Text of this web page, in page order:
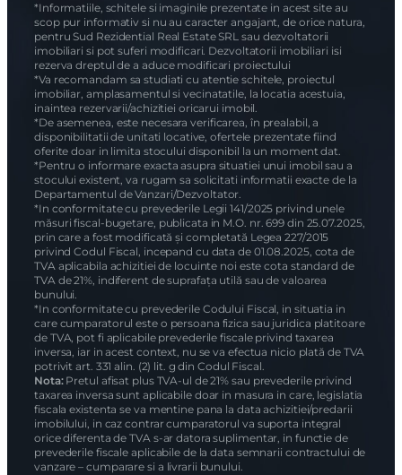
*Informatiile, schitele si imaginile prezentate in acest site au
scop pur informativ si nu au caracter angajant, de orice natura,
pentru Sud Rezidential Real Estate SRL sau dezvoltatorii
imobiliari si pot suferi modificari. Dezvoltatorii imobiliari isi
rezerva dreptul de a aduce modificari proiectului
*Va recomandam sa studiati cu atentie schitele, proiectul
imobiliar, amplasamentul si vecinatatile, la locatia acestuia,
inaintea rezervarii/achizitiei oricarui imobil.
*De asemenea, este necesara verificarea, în prealabil, a
disponibilitatii de unitati locative, ofertele prezentate fiind
oferite doar in limita stocului disponibil la un moment dat.
*Pentru o informare exacta asupra situatiei unui imobil sau a
stocului existent, va rugam sa solicitati informatii exacte de la
Departamentul de Vanzari/Dezvoltator.
*In conformitate cu prevederile Legii 141/2025 privind unele
măsuri fiscal-bugetare, publicata in M.O. nr. 699 din 25.07.2025,
prin care a fost modificată și completată Legea 227/2015
privind Codul Fiscal, incepand cu data de 01.08.2025, cota de
TVA aplicabila achizitiei de locuinte noi este cota standard de
TVA de 21%, indiferent de suprafața utilă sau de valoarea
bunului.
*In conformitate cu prevederile Codului Fiscal, in situatia in
care cumparatorul este o persoana fizica sau juridica platitoare
de TVA, pot fi aplicabile prevederile fiscale privind taxarea
inversa, iar in acest context, nu se va efectua nicio plată de TVA
potrivit art. 331 alin. (2) lit. g din Codul Fiscal.
Nota:Pretul afisat plus TVA-ul de 21% sau prevederile privind
taxarea inversa sunt aplicabile doar in masura in care, legislatia
fiscala existenta se va mentine pana la data achizitiei/predarii
imobilului, in caz contrar cumparatorul va suporta integral
orice diferenta de TVA s-ar datora suplimentar, in functie de
prevederile fiscale aplicabile de la data semnarii contractului de
vanzare – cumparare si a livrarii bunului.